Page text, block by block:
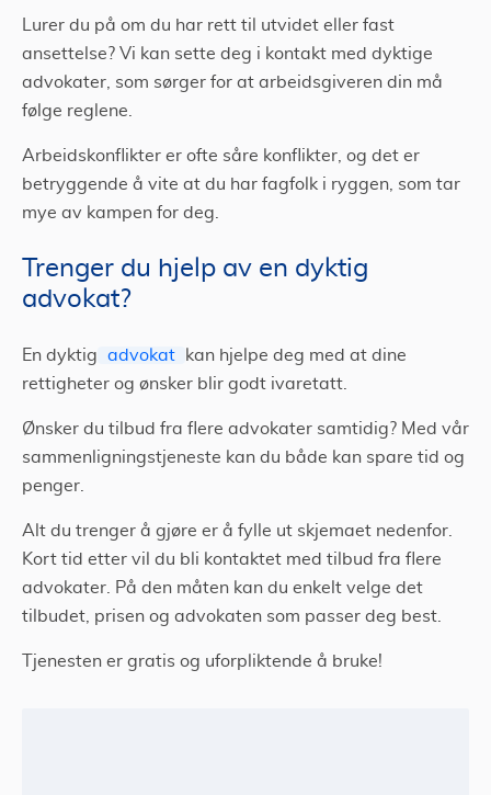
Lurer du på om du har rett til utvidet eller fast
ansettelse? Vi kan sette deg i kontakt med dyktige
advokater, som sørger for at arbeidsgiveren din må
følge reglene.
Arbeidskonflikter er ofte såre konflikter, og det er
betryggende å vite at du har fagfolk i ryggen, som tar
mye av kampen for deg.
Trenger du hjelp av en dyktig
advokat?
En dyktig advokat
kan hjelpe deg med at dine
rettigheter og ønsker blir godt ivaretatt.
Ønsker du tilbud fra flere advokater samtidig? Med vår
sammenligningstjeneste kan du både kan spare tid og
penger.
Alt du trenger å gjøre er å fylle ut skjemaet nedenfor.
Kort tid etter vil du bli kontaktet med tilbud fra flere
advokater. På den måten kan du enkelt velge det
tilbudet, prisen og advokaten som passer deg best.
Tjenesten er gratis og uforpliktende å bruke!